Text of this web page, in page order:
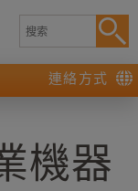
連絡方式
機器